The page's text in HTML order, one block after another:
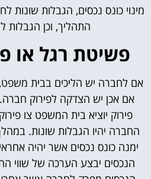
מינוי כונס נכסים, הגבלות
התהליך, וכן הגבלות
פשיטת רגל או
אם לחברה יש הליכים בבית
אם אכן יש הצדקה לפירוק
פירוק יוציא בית המשפט צו
החברה יהיו הגבלות שונות.
ימנה כונס נכסים אשר יהיה
הנכסים יבצע הערכה של שווי